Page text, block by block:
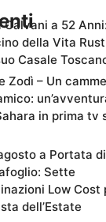
Calvani a 52
della Vita
Casale
Zodì – Un
in prima tv
a Portata di
Sette
Low Cost
dell’Estate